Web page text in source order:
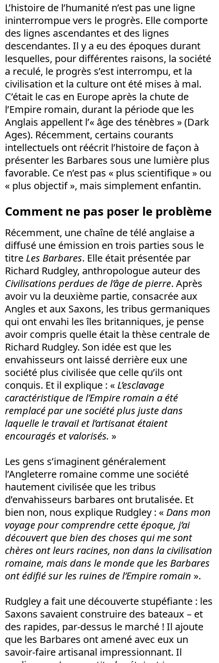
L’histoire de l’humanité n’est pas une ligne
ininterrompue vers le progrès. Elle comporte
des lignes ascendantes et des lignes
descendantes. Il y a eu des époques durant
lesquelles, pour différentes raisons, la société
a reculé, le progrès s’est interrompu, et la
civilisation et la culture ont été mises à mal.
C’était le cas en Europe après la chute de
l’Empire romain, durant la période que les
Anglais appellent l’« âge des ténèbres » (Dark
Ages). Récemment, certains courants
intellectuels ont réécrit l’histoire de façon à
présenter les Barbares sous une lumière plus
favorable. Ce n’est pas « plus scientifique » ou
« plus objectif », mais simplement enfantin.
Comment ne pas poser le problème
Récemment, une chaîne de télé anglaise a
diffusé une émission en trois parties sous le
titre Les Barbares. Elle était présentée par
Richard Rudgley, anthropologue auteur des
Civilisations perdues de l’âge de pierre. Après
avoir vu la deuxième partie, consacrée aux
Angles et aux Saxons, les tribus germaniques
qui ont envahi les îles britanniques, je pense
avoir compris quelle était la thèse centrale de
Richard Rudgley. Son idée est que les
envahisseurs ont laissé derrière eux une
société plus civilisée que celle qu’ils ont
conquis. Et il explique : « L’esclavage
caractéristique de l’Empire romain a été
remplacé par une société plus juste dans
laquelle le travail et l’artisanat étaient
encouragés et valorisés. »
Les gens s’imaginent généralement
l’Angleterre romaine comme une société
hautement civilisée que les tribus
d’envahisseurs barbares ont brutalisée. Et
bien non, nous explique Rudgley : « Dans mon
voyage pour comprendre cette époque, j’ai
découvert que bien des choses qui me sont
chères ont leurs racines, non dans la civilisation
romaine, mais dans le monde que les Barbares
ont édifié sur les ruines de l’Empire romain ».
Rudgley a fait une découverte stupéfiante : les
Saxons savaient construire des bateaux – et
des rapides, par-dessus le marché ! Il ajoute
que les Barbares ont amené avec eux un
savoir-faire artisanal impressionnant. Il